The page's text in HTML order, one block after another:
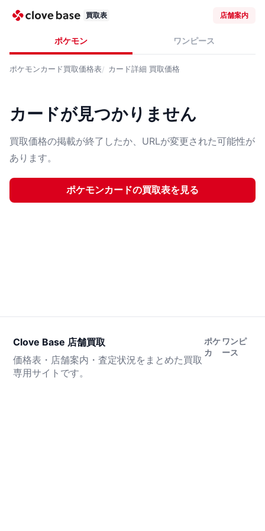
買取表 店舗案内
ポケモン ワンピース
ポケモンカード買取価格表 カード詳細 買取価格
カードが見つかりません
買取価格の掲載が終了したか、URLが変更された可能性が
あります。
ポケモンカードの買取表を見る
Clove Base 店舗買取
価格表・店舗案内・査定状況をまとめた買取
専用サイトです。
ポケ
カ
ワンピ
ース